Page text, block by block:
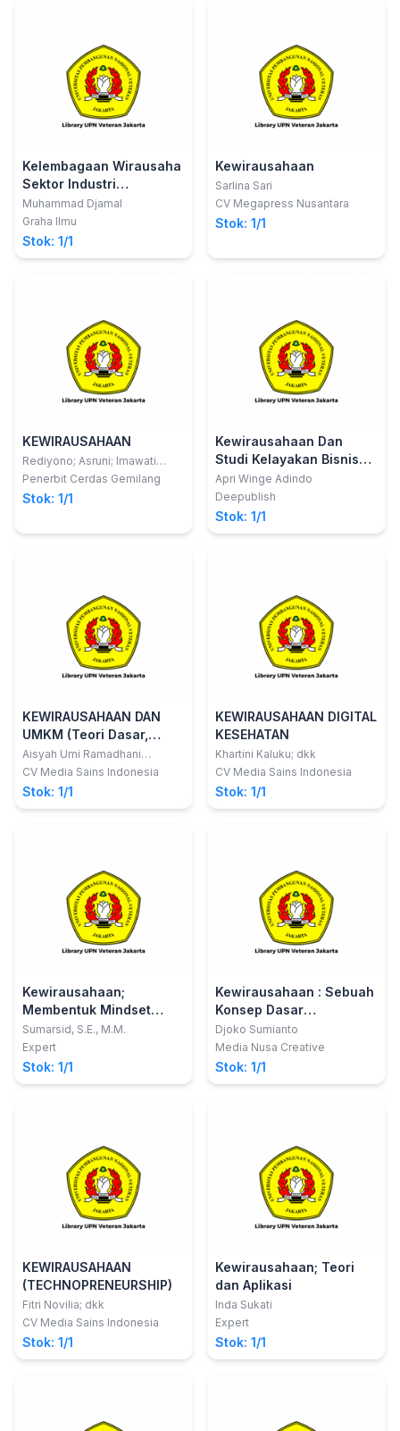
Kelembagaan Wirausaha
Sektor Industri
Menengah dan Kecil
Muhammad Djamal
Graha Ilmu
Stok: 1/1
Kewirausahaan
Sarlina Sari
CV Megapress Nusantara
Stok: 1/1
KEWIRAUSAHAAN
Rediyono; Asruni; Imawati
Yosida
Penerbit Cerdas Gemilang
Stok: 1/1
Kewirausahaan Dan
Studi Kelayakan Bisnis
Untuk Memulai Dan
Mengelola Bisnis
Apri Winge Adindo
Deepublish
Stok: 1/1
KEWIRAUSAHAAN DAN
UMKM (Teori Dasar,
Konsep dan Praktik)
Aisyah Umi Ramadhani
Samosir; dkk
CV Media Sains Indonesia
Stok: 1/1
KEWIRAUSAHAAN DIGITAL
KESEHATAN
Khartini Kaluku; dkk
CV Media Sains Indonesia
Stok: 1/1
Kewirausahaan;
Membentuk Mindset
Mahasiswa dengan
Pendekatan Teori, Kasus
dan Pendekatan Praktek
Sumarsid, S.E., M.M.
Expert
Stok: 1/1
Kewirausahaan : Sebuah
Konsep Dasar
Pemahaman dan Teknik
Pengembangannya
Djoko Sumianto
Media Nusa Creative
Stok: 1/1
KEWIRAUSAHAAN
(TECHNOPRENEURSHIP)
Fitri Novilia; dkk
CV Media Sains Indonesia
Stok: 1/1
Kewirausahaan; Teori
dan Aplikasi
Inda Sukati
Expert
Stok: 1/1